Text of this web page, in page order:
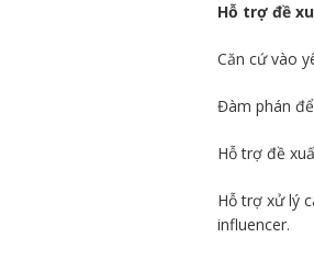
Hỗ trợ đề
Căn cứ vào
Đàm phán
Hỗ trợ đề
Hỗ trợ xử lý
influencer.